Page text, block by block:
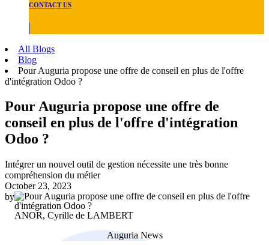
CONTACT US
All Blogs
Blog
Pour Auguria propose une offre de conseil en plus de l'offre
d'intégration Odoo ?
Pour Auguria propose une offre de
conseil en plus de l'offre d'intégration
Odoo ?
Intégrer un nouvel outil de gestion nécessite une très bonne
compréhension du métier
October 23, 2023
by
ANOR, Cyrille de LAMBERT
Auguria News